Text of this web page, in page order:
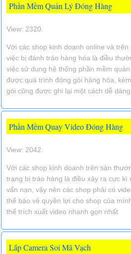
Phần Mềm Quản Lý Đóng Hàng
View: 2320.
Với các shop kinh doanh online và
việc bị đánh tráo hàng hóa là điều
việc sử dụng hệ thống phần mềm
được quá trình đóng gói hàng hóa,
gói cũng được ghi lại một cách dễ dàng
Phần Mềm Quay Video Đóng Hàng
View: 2042.
Với các shop kinh doanh trên sàn
trạng bị tráo hàng là điều xảy ra cực kì
vấn nạn, vậy nên các shop phải có
thể bảo vệ quyền lợi cho shop của
thể trích xuất video nhanh gọn nhất
Lắp Camera Soi Mã Vạch